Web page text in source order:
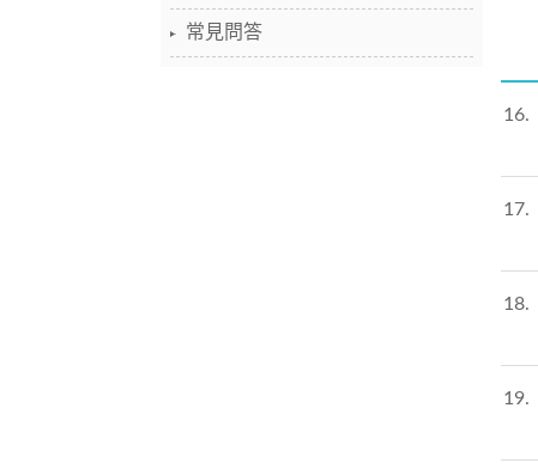
常見問答
16
17
18
19